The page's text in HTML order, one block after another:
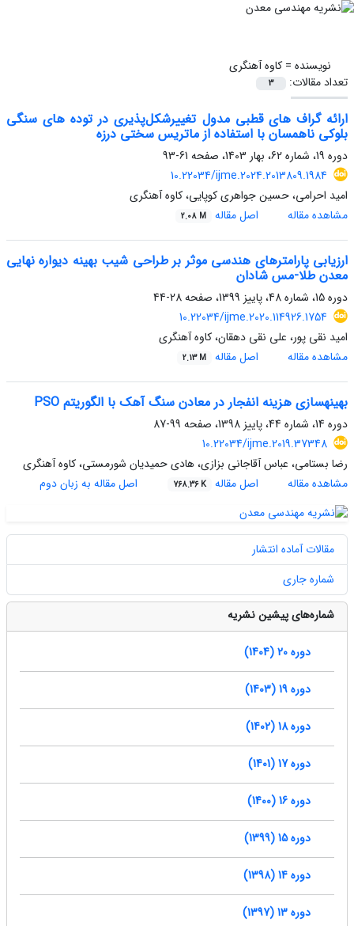
نویسنده =کاوه آهنگری
تعداد مقالات:
3
ارائه گراف های قطبی مدول تغییرشکل‌پذیری در توده های سنگی
بلوکی ناهمسان با استفاده از ماتریس سختی درزه
دوره 19، شماره 62، بهار 1403، صفحه
61-93
10.22034/ijme.2024.2013809.1984
امید احرامی، حسین جواهری کوپایی، کاوه آهنگری
مشاهده مقاله
اصل مقاله 2.08 M
ارزیابی پارامترهای هندسی موثر بر طراحی شیب بهینه دیواره نهایی
معدن طلا-مس شادان
دوره 15، شماره 48، پاییز 1399، صفحه
28-44
10.22034/ijme.2020.114926.1754
امید نقی پور، علی نقی دهقان، کاوه آهنگری
مشاهده مقاله
اصل مقاله 2.13 M
بهینهسازی هزینه انفجار در معادن سنگ آهک با الگوریتم PSO
دوره 14، شماره 44، پاییز 1398، صفحه
99-87
10.22034/ijme.2019.37348
رضا بستامی، عباس آقاجانی بزازی، هادی حمیدیان شورمستی، کاوه آهنگری
مشاهده مقاله
اصل مقاله 768.36 K اصل مقاله به زبان دوم
مقالات آماده انتشار
شماره جاری
شماره‌های پیشین نشریه
دوره 20 (1404)
دوره 19 (1403)
دوره 18 (1402)
دوره 17 (1401)
دوره 16 (1400)
دوره 15 (1399)
دوره 14 (1398)
دوره 13 (1397)